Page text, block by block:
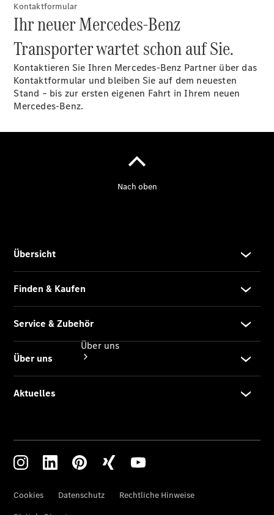
Service &
Zubehör
Transporter-
Services
Individuelle
Fahrzeugsteuerung
Über uns
Übersicht
Ansprechpartner
Kontaktformular
Kontaktformular
Ihr neuer Mercedes-Benz
Transporter wartet schon auf Sie.
Kontaktieren Sie Ihren Mercedes-Benz Partner über das
Kontaktformular und bleiben Sie auf dem neuesten
Stand – bis zur ersten eigenen Fahrt in Ihrem neuen
Mercedes-Benz.